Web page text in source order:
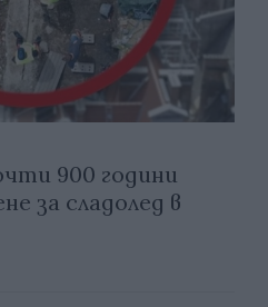
900 години
за сладолед в